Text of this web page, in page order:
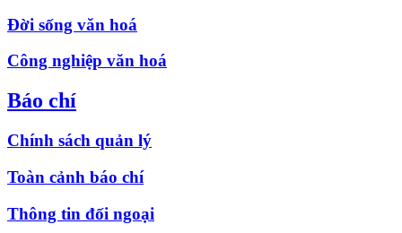
Đời sống văn hoá
Công nghiệp văn hoá
Báo chí
Chính sách quản lý
Toàn cảnh báo chí
Thông tin đối ngoại